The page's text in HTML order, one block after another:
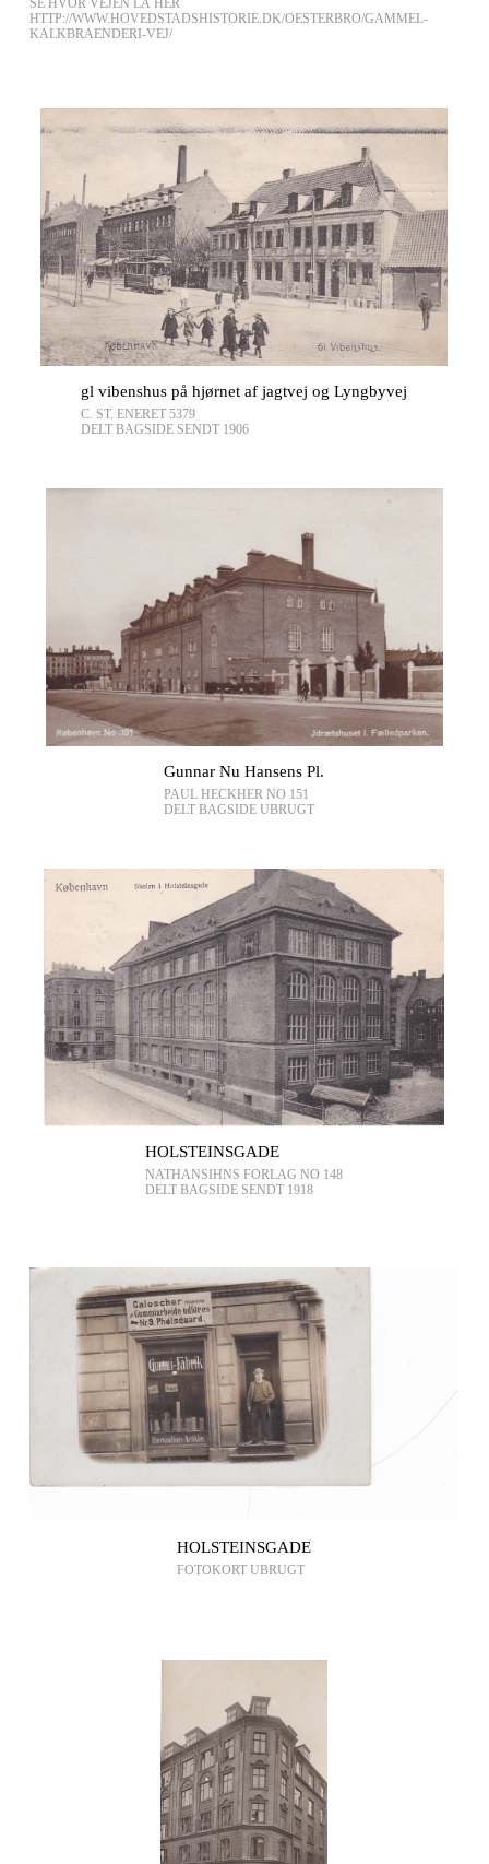
SE HVOR VEJEN LÅ HER
HTTP://WWW.HOVEDSTADSHISTORIE.DK/OESTERBRO/GAMMEL-
KALKBRAENDERI-VEJ/
gl vibenshus på hjørnet af jagtvej og Lyngbyvej
C. ST. ENERET 5379
DELT BAGSIDE SENDT 1906
Gunnar Nu Hansens Pl.
PAUL HECKHER NO 151
DELT BAGSIDE UBRUGT
HOLSTEINSGADE
NATHANSIHNS FORLAG NO 148
DELT BAGSIDE SENDT 1918
HOLSTEINSGADE
FOTOKORT UBRUGT